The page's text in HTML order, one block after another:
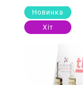
Новинка
Хіт